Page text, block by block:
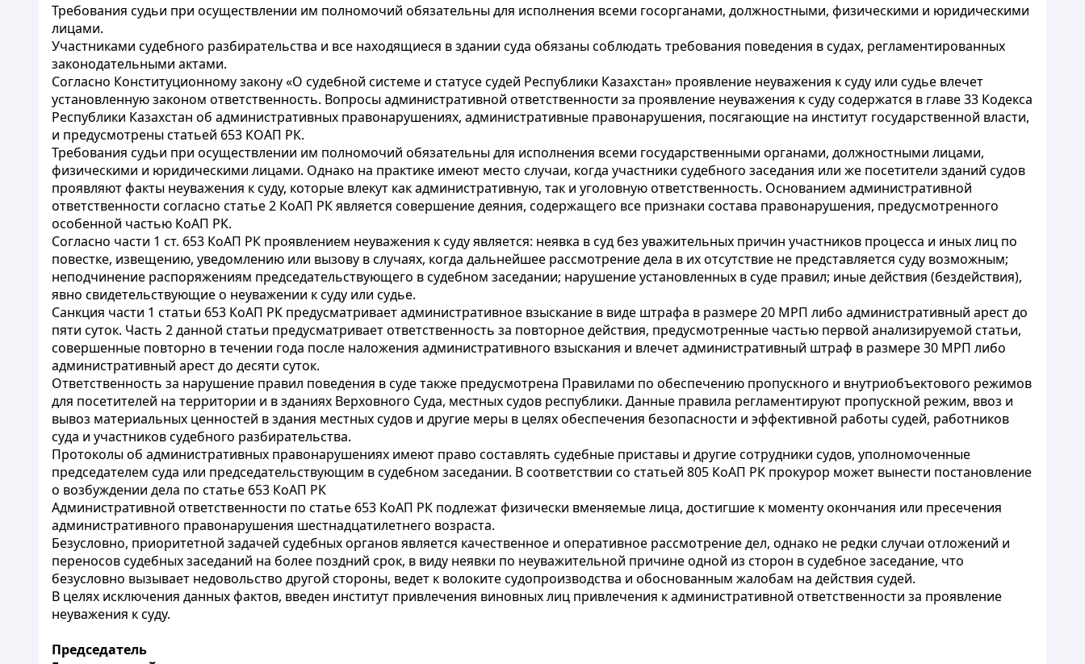
Требования судьи при осуществлении им полномочий обязательны для исполнения всеми госорганами, должностными, физическими и юридическими
лицами.
Участниками судебного разбирательства и все находящиеся в здании суда обязаны соблюдать требования поведения в судах, регламентированных
законодательными актами.
Согласно Конституционному закону «О судебной системе и статусе судей Республики Казахстан» проявление неуважения к суду или судье влечет
установленную законом ответственность. Вопросы административной ответственности за проявление неуважения к суду содержатся в главе 33 Кодекса
Республики Казахстан об административных правонарушениях, административные правонарушения, посягающие на институт государственной власти,
и предусмотрены статьей 653 КОАП РК.
Требования судьи при осуществлении им полномочий обязательны для исполнения всеми государственными органами, должностными лицами,
физическими и юридическими лицами. Однако на практике имеют место случаи, когда участники судебного заседания или же посетители зданий судов
проявляют факты неуважения к суду, которые влекут как административную, так и уголовную ответственность. Основанием административной
ответственности согласно статье 2 КоАП РК является совершение деяния, содержащего все признаки состава правонарушения, предусмотренного
особенной частью КоАП РК.
Согласно части 1 ст. 653 КоАП РК проявлением неуважения к суду является: неявка в суд без уважительных причин участников процесса и иных лиц по
повестке, извещению, уведомлению или вызову в случаях, когда дальнейшее рассмотрение дела в их отсутствие не представляется суду возможным;
неподчинение распоряжениям председательствующего в судебном заседании; нарушение установленных в суде правил; иные действия (бездействия),
явно свидетельствующие о неуважении к суду или судье.
Санкция части 1 статьи 653 КоАП РК предусматривает административное взыскание в виде штрафа в размере 20 МРП либо административный арест до
пяти суток. Часть 2 данной статьи предусматривает ответственность за повторное действия, предусмотренные частью первой анализируемой статьи,
совершенные повторно в течении года после наложения административного взыскания и влечет административный штраф в размере 30 МРП либо
административный арест до десяти суток.
Ответственность за нарушение правил поведения в суде также предусмотрена Правилами по обеспечению пропускного и внутриобъектового режимов
для посетителей на территории и в зданиях Верховного Суда, местных судов республики. Данные правила регламентируют пропускной режим, ввоз и
вывоз материальных ценностей в здания местных судов и другие меры в целях обеспечения безопасности и эффективной работы судей, работников
суда и участников судебного разбирательства.
Протоколы об административных правонарушениях имеют право составлять судебные приставы и другие сотрудники судов, уполномоченные
председателем суда или председательствующим в судебном заседании. В соответствии со статьей 805 КоАП РК прокурор может вынести постановление
о возбуждении дела по статье 653 КоАП РК
Административной ответственности по статье 653 КоАП РК подлежат физически вменяемые лица, достигшие к моменту окончания или пресечения
административного правонарушения шестнадцатилетнего возраста.
Безусловно, приоритетной задачей судебных органов является качественное и оперативное рассмотрение дел, однако не редки случаи отложений и
переносов судебных заседаний на более поздний срок, в виду неявки по неуважительной причине одной из сторон в судебное заседание, что
безусловно вызывает недовольство другой стороны, ведет к волоките судопроизводства и обоснованным жалобам на действия судей.
В целях исключения данных фактов, введен институт привлечения виновных лиц привлечения к административной ответственности за проявление
неуважения к суду.
Председатель